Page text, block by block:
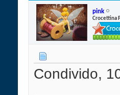
pink
Crocettina
Condivido,